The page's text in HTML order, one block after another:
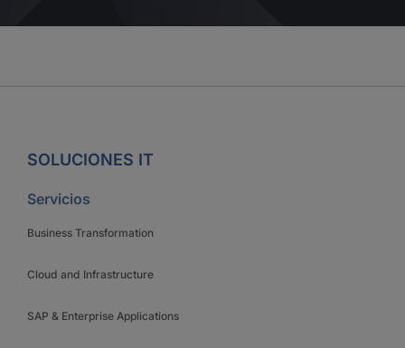
SOLUCIONES IT
Servicios
Business Transformation
Cloud and Infrastructure
SAP & Enterprise Applications